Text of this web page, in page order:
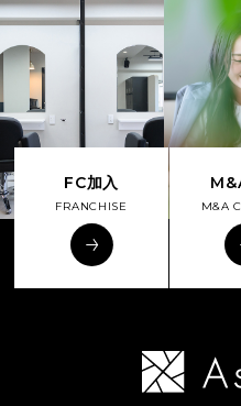
FC加入
FRANCHISE M&A